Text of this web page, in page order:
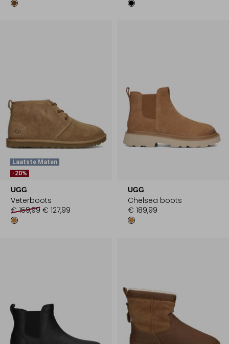
Laatste Maten
-20%
UGG
Veterboots
€ 159,99 € 127,99
UGG
Chelsea boots
€ 189,99